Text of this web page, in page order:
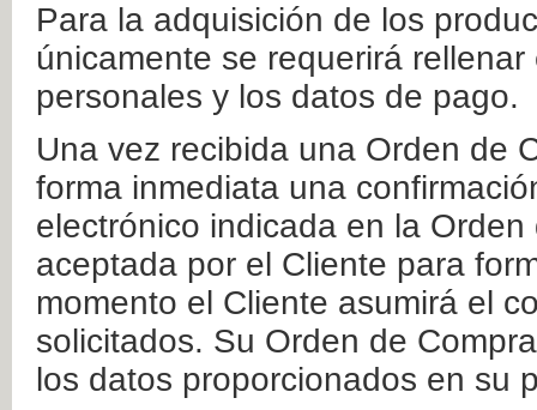
Para la adquisición de los
únicamente se requerirá
personales y los datos de pago.
Una vez recibida una Orden de
forma inmediata una
electrónico indicada en la
aceptada por el Cliente para
momento el Cliente asumirá el
solicitados. Su Orden de
los datos proporcionados en su